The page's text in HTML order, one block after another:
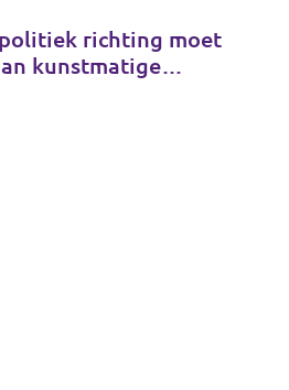
richting moet
kunstmatige